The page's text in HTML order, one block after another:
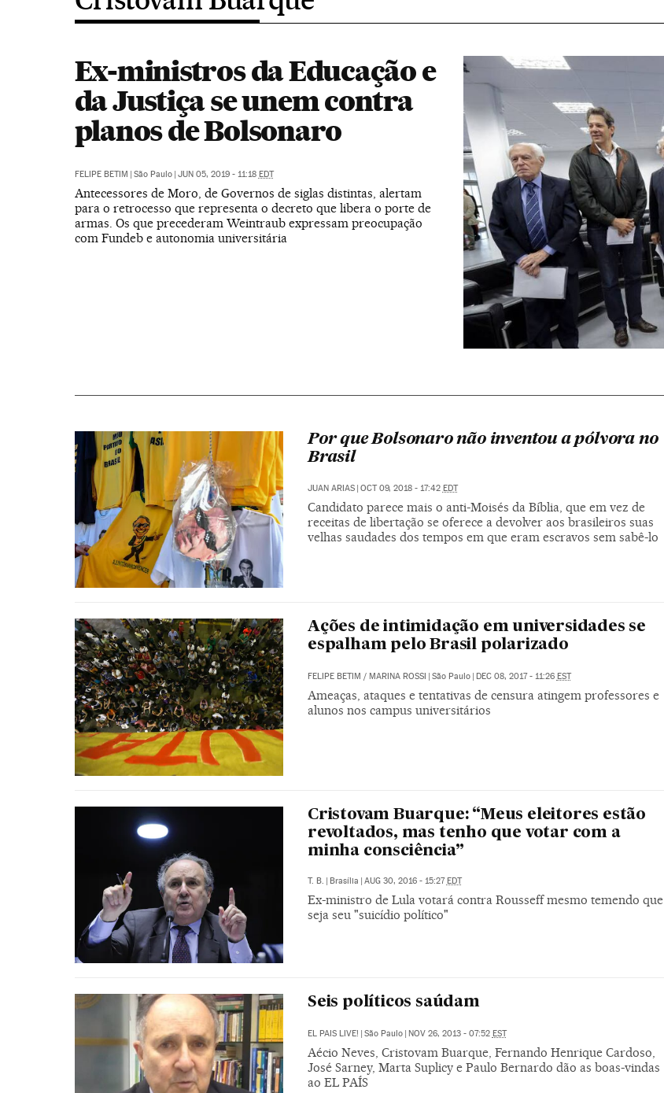
Ex-ministros da Educação e
da Justiça se unem contra
planos de Bolsonaro
FELIPE BETIM | São Paulo | JUN 05, 2019 - 11:18 EDT
Antecessores de Moro, de Governos de siglas distintas, alertam
para o retrocesso que representa o decreto que libera o porte de
armas. Os que precederam Weintraub expressam preocupação
com Fundeb e autonomia universitária
Por que Bolsonaro não inventou a pólvora no
Brasil
JUAN ARIAS | OCT 09, 2018 - 17:42 EDT
Candidato parece mais o anti-Moisés da Bíblia, que em vez de
receitas de libertação se oferece a devolver aos brasileiros suas
velhas saudades dos tempos em que eram escravos sem sabê-lo
Ações de intimidação em universidades se
espalham pelo Brasil polarizado
FELIPE BETIM / MARINA ROSSI | São Paulo | DEC 08, 2017 - 11:26 EST
Ameaças, ataques e tentativas de censura atingem professores e
alunos nos campus universitários
Cristovam Buarque: “Meus eleitores estão
revoltados, mas tenho que votar com a
minha consciência”
T. B. Brasília AUG 30, 2016 - 15:27 EDT
Ex-ministro de Lula votará contra Rousseff mesmo temendo que
seja seu "suicídio político"
Seis políticos saúdam
EL PAIS LIVE! | São Paulo | NOV 26, 2013 - 07:52 EST
Aécio Neves, Cristovam Buarque, Fernando Henrique Cardoso,
José Sarney, Marta Suplicy e Paulo Bernardo dão as boas-vindas
ao EL PAÍS